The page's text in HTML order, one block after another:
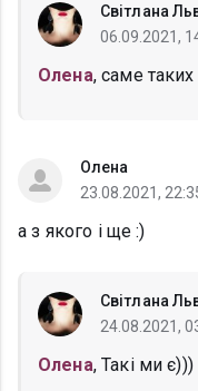
Світлана
06.09.2021,
Олена, саме
Олена
23.08.2021,
а з якого і ще :)
Світлана
24.08.2021,
Олена, Такі ми є)))